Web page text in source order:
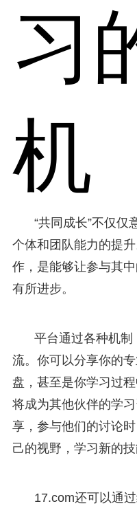
习
机
“共同成长”不仅仅
个体和团队能力的提
作，是能够让参与其
有所进步。
平台通过各种机
流。你可以分享你的
盘，甚至是你学习过
将成为其他伙伴的学
享，参与他们的讨论
己的视野，学习新的
17.com还可以通